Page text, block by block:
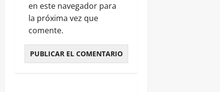
en este navegador para
la próxima vez que
comente.